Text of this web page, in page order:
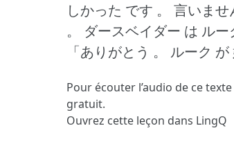
しかった です 。
言いませ
。
ダースベイダー は ルー
「ありがとう 。
ルーク が
Pour écouter l’audio de ce
gratuit.
Ouvrez cette leçon dans LingQ